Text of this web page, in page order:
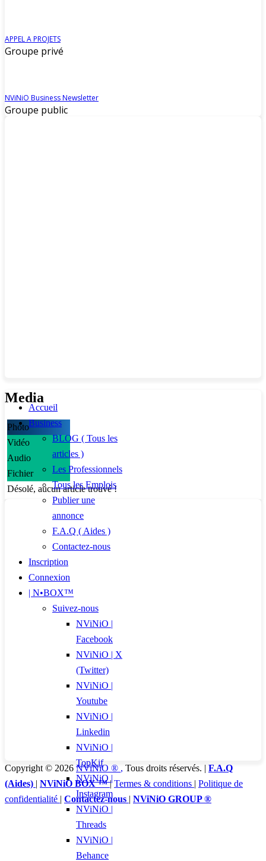
APPEL A PROJETS
Groupe privé
NViNiO Business Newsletter
Groupe public
Media
Photo
Vidéo
Audio
Fichier
Désolé, aucun article trouvé !
Copyright © 2026 NViNiO ® , Tous droits réservés. | F.A.Q
(Aides) | NViNiO BOX ™|Termes & conditions | Politique de
confidentialité | Contactez-nous | NViNiO GROUP ®
Accueil
Business
BLOG ( Tous les
articles )
Les Professionnels
Tous les Emplois
Publier une
annonce
F.A.Q ( Aides )
Contactez-nous
Inscription
Connexion
| N•BOX™
Suivez-nous
NViNiO |
Facebook
NViNiO | X
(Twitter)
NViNiO |
Youtube
NViNiO |
Linkedin
NViNiO |
TopKif
NViNiO |
Instagram
NViNiO |
Threads
NViNiO |
Behance